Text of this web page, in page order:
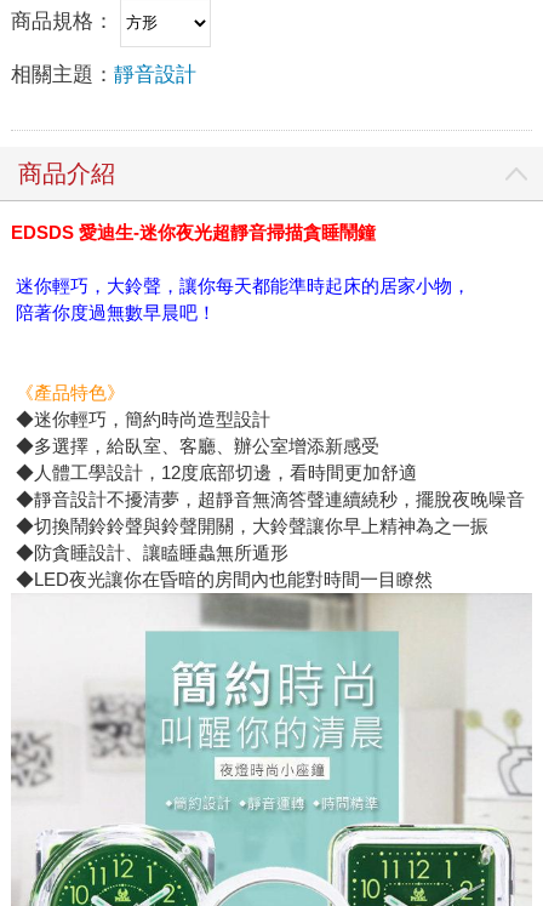
商品規格：
相關主題： 靜音設計
商品介紹
EDSDS 愛迪生-迷你夜光超靜音掃描貪睡鬧鐘
迷你輕巧，大鈴聲，讓你每天都能準時起床的居家小物，
陪著你度過無數早晨吧！
《產品特色》
◆迷你輕巧，簡約時尚造型設計
◆多選擇，給臥室、客廳、辦公室增添新感受
◆人體工學設計，12度底部切邊，看時間更加舒適
◆靜音設計不擾清夢，超靜音無滴答聲連續繞秒，擺脫夜晚噪音
◆切換鬧鈴鈴聲與鈴聲開關，大鈴聲讓你早上精神為之一振
◆防貪睡設計、讓瞌睡蟲無所遁形
◆LED夜光讓你在昏暗的房間內也能對時間一目瞭然